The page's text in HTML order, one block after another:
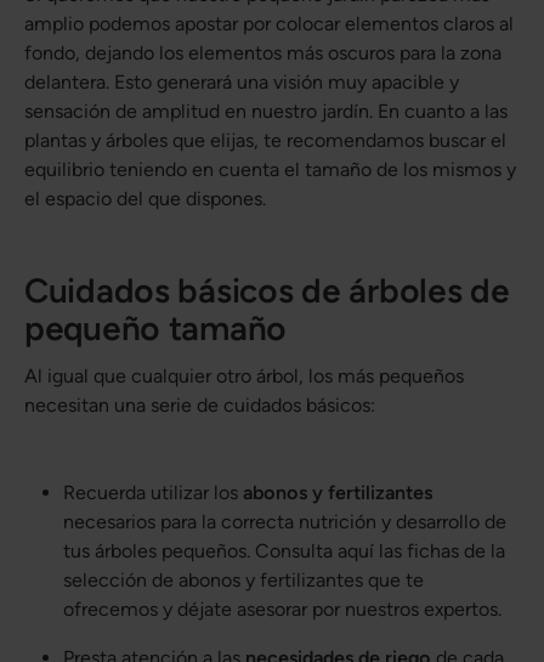
amplio podemos apostar por colocar elementos claros al
fondo, dejando los elementos más oscuros para la zona
delantera. Esto generará una visión muy apacible y
sensación de amplitud en nuestro jardín. En cuanto a las
plantas y árboles que elijas, te recomendamos buscar el
equilibrio teniendo en cuenta el tamaño de los mismos y
el espacio del que dispones.
Cuidados básicos de árboles de
pequeño tamaño
Al igual que cualquier otro árbol, los más pequeños
necesitan una serie de cuidados básicos:
Recuerda utilizar los abonos y fertilizantes
necesarios para la correcta nutrición y desarrollo de
tus árboles pequeños. Consulta aquí las fichas de la
selección de abonos y fertilizantes que te
ofrecemos y déjate asesorar por nuestros expertos.